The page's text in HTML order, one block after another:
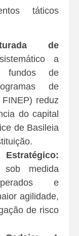
táticos
de
a
fundos de
de
reduz
do capital
de Basileia
sob medida
e
agilidade,
de risco